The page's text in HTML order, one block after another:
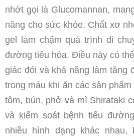
nhớt gọi là Glucomannan,
năng cho sức khỏe. Chất xơ
gel làm chậm quá trình di
đường tiêu hóa. Điều này có
giác đói và khả năng làm tăng
trong máu khi ăn các sản
tôm, bún, phở và mì Shirataki
và kiểm soát bệnh tiểu
nhiều hình dạng khác